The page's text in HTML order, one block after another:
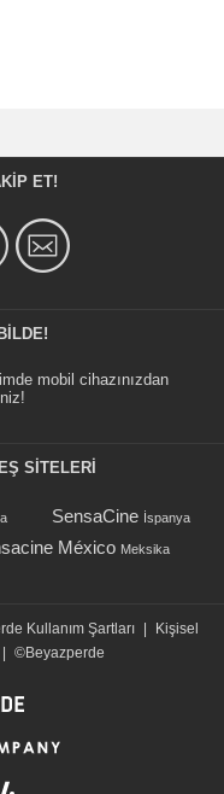
ET!
mobil cihazınızdan
SİTELERİ
SensaCine İspanya
México Meksika
Kullanım Şartları
Kişisel
©Beyazperde